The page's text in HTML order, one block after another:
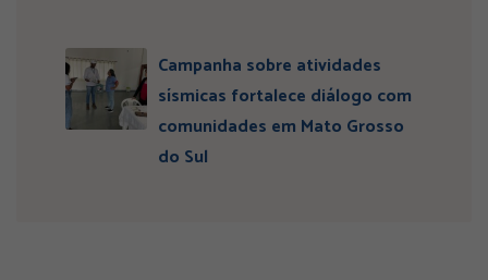
Campanha sobre atividades
sísmicas fortalece diálogo com
comunidades em Mato Grosso
do Sul